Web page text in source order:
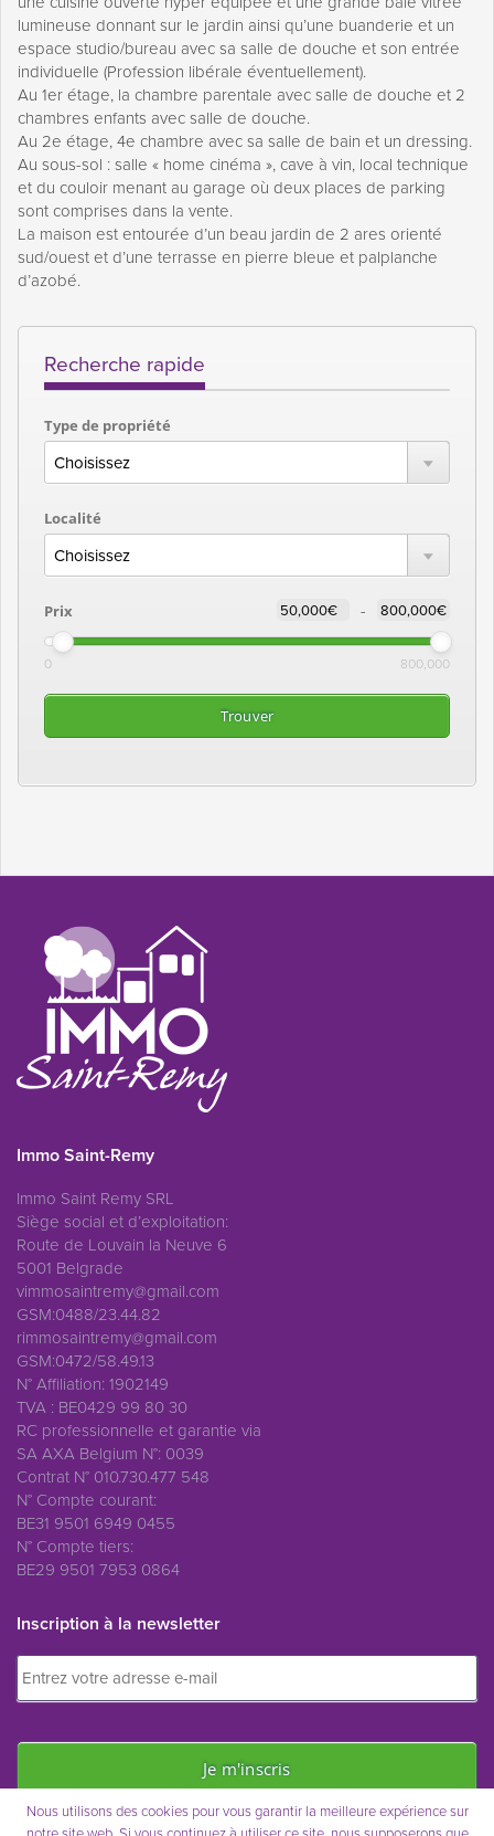
lumineuse donnant sur le jardin ainsi qu’une buanderie et un
espace studio/bureau avec sa salle de douche et son entrée
individuelle (Profession libérale éventuellement).
Au 1er étage, la chambre parentale avec salle de douche et 2
chambres enfants avec salle de douche.
Au 2e étage, 4e chambre avec sa salle de bain et un dressing.
Au sous-sol : salle « home cinéma », cave à vin, local technique
et du couloir menant au garage où deux places de parking
sont comprises dans la vente.
La maison est entourée d’un beau jardin de 2 ares orienté
sud/ouest et d’une terrasse en pierre bleue et palplanche
d’azobé.
Recherche rapide
Type de propriété
Localité
Prix -
0 800,000
Immo Saint-Remy
Immo Saint Remy SRL
Siège social et d’exploitation:
Route de Louvain la Neuve 6
5001 Belgrade
vimmosaintremy@gmail.com
GSM:0488/23.44.82
rimmosaintremy@gmail.com
GSM:0472/58.49.13
N° Affiliation: 1902149
TVA : BE0429 99 80 30
RC professionnelle et garantie via
SA AXA Belgium N°: 0039
Contrat N° 010.730.477 548
N° Compte courant:
BE31 9501 6949 0455
N° Compte tiers:
BE29 9501 7953 0864
Inscription à la newsletter
Nous utilisons des cookies pour vous garantir la meilleure expérience sur